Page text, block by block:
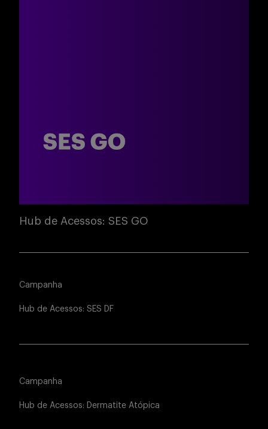
Hub de Acessos: SES GO
Campanha
Hub de Acessos: SES DF
Campanha
Hub de Acessos: Dermatite Atópica